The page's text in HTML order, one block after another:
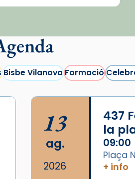
Bisbe VilanovaFormació
13
ag.
2026
437
la
09:00
Plaça
+ info